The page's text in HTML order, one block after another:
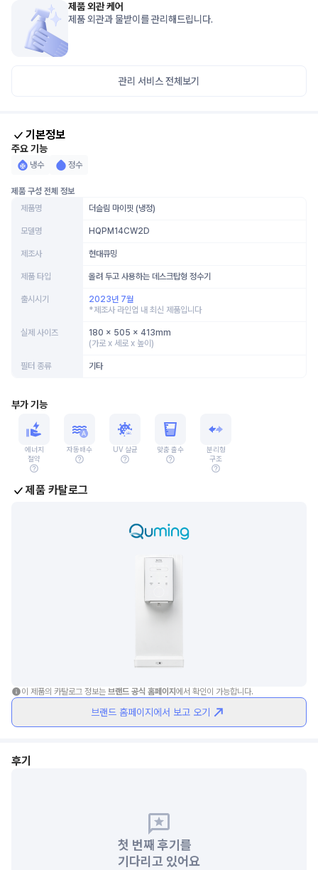
제품 외관 케어
제품 외관과 물받이를 관리해드립니다.
관리 서비스 전체보기
기본정보
주요 기능
냉수 정수
제품 구성 전체 정보
제품명
더슬림 마이핏 (냉정)
모델명 HQPM14CW2D
제조사 현대큐밍
제품 타입 올려 두고 사용하는 데스크탑형 정수기
출시시기
2023년 7월
*제조사 라인업 내 최신 제품입니다
실제 사이즈
180 x 505 x 413mm
(가로 x 세로 x 높이)
필터 종류 기타
부가 기능
에너지
절약
자동배수 UV 살균 맞춤 출수
분리형
구조
제품 카탈로그
이 제품의 카탈로그 정보는 브랜드 공식 홈페이지 에서 확인이 가능합니다.
브랜드 홈페이지에서 보고 오기
후기
첫 번째 후기를
기다리고 있어요